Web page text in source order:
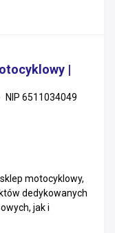
|
NIP 6511034049
motocyklowy,
dedykowanych
jak i